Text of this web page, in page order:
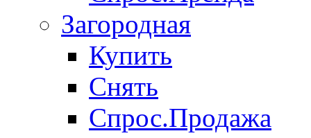
Загородная
Купить
Снять
Спрос.Продажа